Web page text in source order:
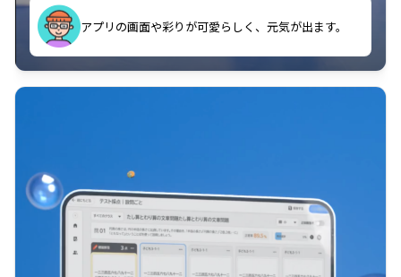
アプリの画面や彩りが可愛らしく、元気が出ます。
クラスごとに特典があるようなので使うのが楽しいで
す。